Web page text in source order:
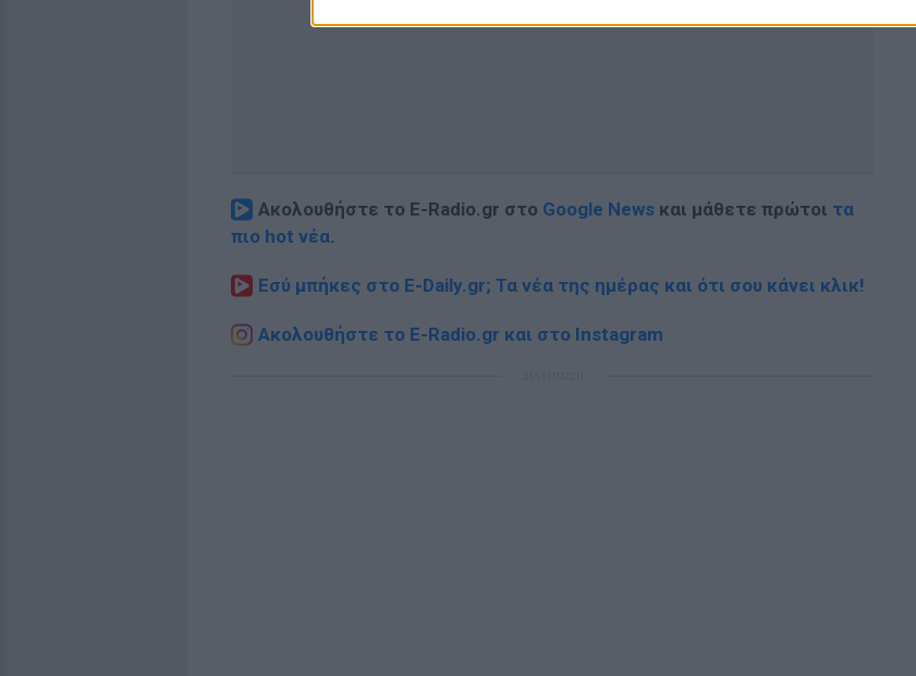
Ακολουθήστε το E-Radio.gr στο Google News και μάθετε πρώτοι τα
πιο hot νέα.
Εσύ μπήκες στο E-Daily.gr; Τα νέα της ημέρας και ότι σου κάνει κλικ!
Ακολουθήστε το E-Radio.gr και στο Instagram